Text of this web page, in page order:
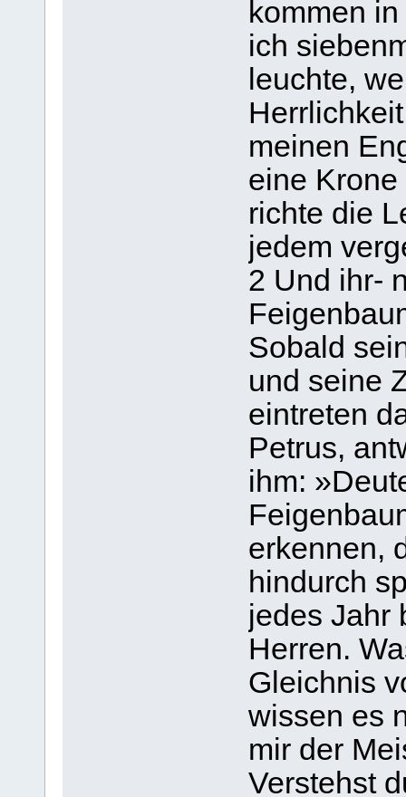
kommen
ich
leuchte,
meinen
eine
richte die
jedem
2 Und ihr-
Sobald
und seine
eintreten
Petrus,
ihm:
erkennen,
hindurch
jedes Jahr
Herren.
Gleichnis
wissen es
mir der
Verstehst